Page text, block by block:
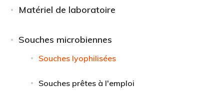
Matériel de laboratoire
Souches microbiennes
Souches lyophilisées
Souches prêtes à l'emploi